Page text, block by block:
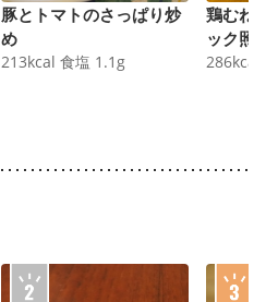
豚とトマトのさっぱり炒
め
213kcal 食塩 1.1 g
鶏むね
ック照
286kcal